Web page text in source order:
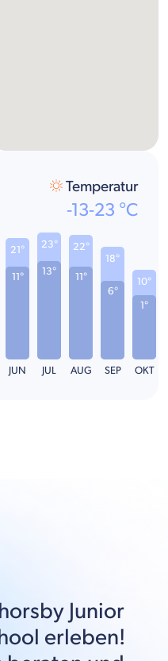
Temperatur
-13-23 °C
11°
21°
JUN
13°
23°
JUL
11°
22°
AUG
6°
18°
SEP
1°
10°
OKT
Junior
erleben!